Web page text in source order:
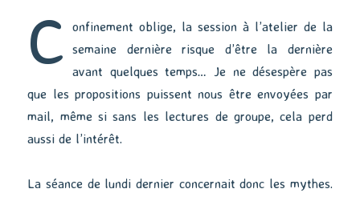
C
onfinement oblige, la session à l’atelier de la
semaine dernière risque d’être la dernière
avant quelques temps… Je ne désespère pas
que les propositions puissent nous être envoyées par
mail, même si sans les lectures de groupe, cela perd
aussi de l’intérêt.
La séance de lundi dernier concernait donc les mythes.